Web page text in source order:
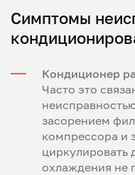
Симптомы
Кондиционер
Часто это
засорением
компрессора и
охлаждения не